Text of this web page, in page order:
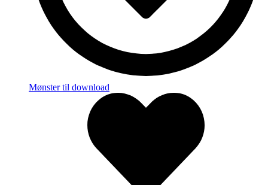
Mønster til download